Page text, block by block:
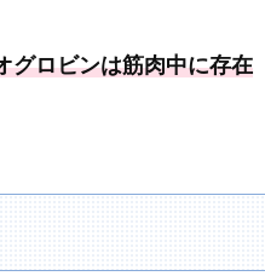
グロビンは筋肉中に存在